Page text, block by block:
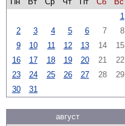
1
2
3 4 5 6 7
8
9
10 11 12 13 14
15
16
17 18 19 20 21
22
23
24 25 26 27 28
29
30
31
август